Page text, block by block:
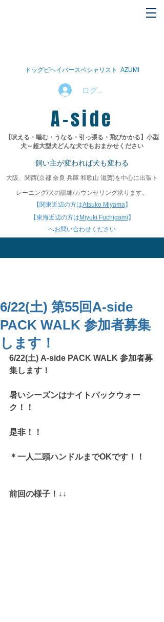
ドッグビヘイバースペシャリスト AZUMI
ログイン
A-side
【吠える・噛む・うなる・引っ張る・飛びかかる】 小型
犬～超大型犬どんな犬でもおまかせください
飼い主が変われば犬も変わる
大阪、関西(京都 奈良 兵庫 和歌山 滋賀)を中心に出張ト
レーニング/犬の訓練/カウンセリング承ります。
【関東近辺の方はAtsuko Miyama】
【東海近辺の方は Miyuki Fuchigami 】​
​へお問い合わせください
6/22(土) 第55回A-side
PACK WALK 参加者募集
します！
6/22(土) A-side PACK WALK 参加者募
集します！
暑いシーズンはナイトパックウォー
ク！！
是非！！
＊一人二頭ハンドルまでOKです！！
前回の様子！↓↓